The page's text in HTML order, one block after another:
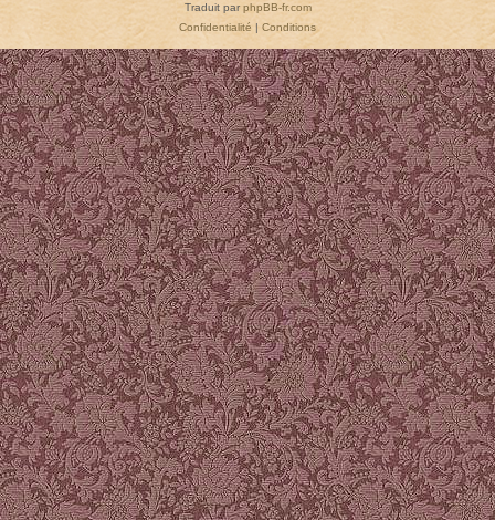
Traduit parphpBB-fr.com
Confidentialité | Conditions